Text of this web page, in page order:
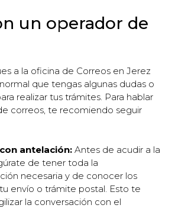
un operador de
a la oficina de Correos en Jerez
que tengas algunas dudas o
realizar tus trámites. Para hablar
correos, te recomiendo seguir
antelación: Antes de acudir a la
de tener toda la
necesaria y de conocer los
envío o trámite postal. Esto te
la conversación con el